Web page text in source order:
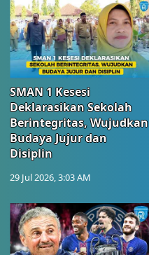
SMAN 1 Kesesi
Deklarasikan Sekolah
Berintegritas, Wujudkan
Budaya Jujur dan
Disiplin
29 Jul 2026, 3:03 AM